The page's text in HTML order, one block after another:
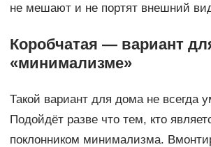
не мешают и не портят внешний
Коробчатая — вариант
«минимализме»
Такой вариант для дома не всегда
Подойдёт разве что тем, кто
поклонником минимализма.